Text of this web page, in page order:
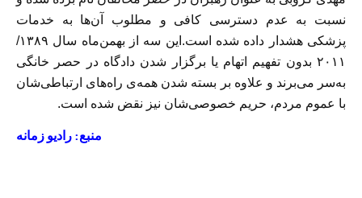
نسبت به عدم دسترسی کافی و مطلوب آن‌ها به خدمات
پزشکی هشدار داده شده است.
این سه از بهمن‌ماه سال ۱۳۸۹/
۲۰۱۱ بدون تفهیم اتهام یا برگزار شدن دادگاه در حصر خانگی
به‌سر می‌برند و علاوه بر بسته شدن همه‌ی راه‌های ارتباطی‌شان
با عموم مردم، حریم خصوصی‌شان نیز نقض شده است.
منبع: رادیو زمانه